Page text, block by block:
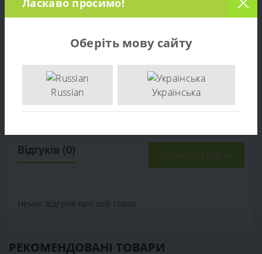
Захисні диски для рослин (кромкорізи)
Комплектація
- мотокультиватор; - картонна коробка; -
Інструкція з експлуатації; - гарантійний талон
Відгуків (0) Написати відгук
Немає відгуків про цей товар.
РЕКОМЕНДОВАНІ ТОВАРИ
Оберіть мову сайту
Russian Українська